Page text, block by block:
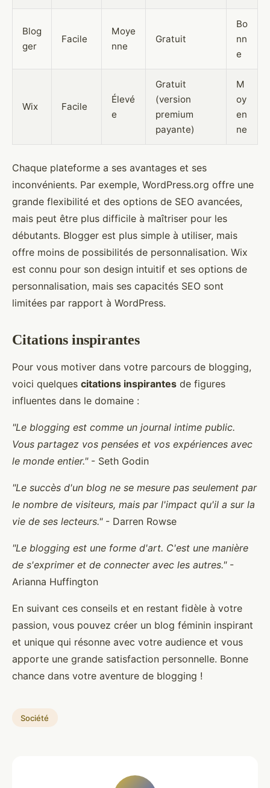
Blog
ger
Facile
Moye
nne
Gratuit
Bo
nn
e
Wix Facile
Élevé
e
Gratuit
(version
premium
payante)
M
oy
en
ne
Chaque plateforme a ses avantages et ses
inconvénients. Par exemple, WordPress.org offre une
grande flexibilité et des options de SEO avancées,
mais peut être plus difficile à maîtriser pour les
débutants. Blogger est plus simple à utiliser, mais
offre moins de possibilités de personnalisation. Wix
est connu pour son design intuitif et ses options de
personnalisation, mais ses capacités SEO sont
limitées par rapport à WordPress.
Citations inspirantes
Pour vous motiver dans votre parcours de blogging,
voici quelques citations inspirantes de figures
influentes dans le domaine :
"Le blogging est comme un journal intime public.
Vous partagez vos pensées et vos expériences avec
le monde entier."- Seth Godin
"Le succès d'un blog ne se mesure pas seulement par
le nombre de visiteurs, mais par l'impact qu'il a sur la
vie de ses lecteurs."- Darren Rowse
"Le blogging est une forme d'art. C'est une manière
de s'exprimer et de connecter avec les autres."-
Arianna Huffington
En suivant ces conseils et en restant fidèle à votre
passion, vous pouvez créer un blog féminin inspirant
et unique qui résonne avec votre audience et vous
apporte une grande satisfaction personnelle. Bonne
chance dans votre aventure de blogging !
Société